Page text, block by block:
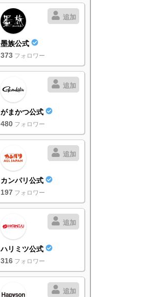
追加
墨族公式
373 フォロワー
追加
がまかつ公式
480 フォロワー
追加
カンパリ公式
197 フォロワー
追加
ハリミツ公式
316 フォロワー
追加